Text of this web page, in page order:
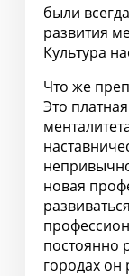
были
развития
Культура
Что же
Это
новая
постоянно
городах он